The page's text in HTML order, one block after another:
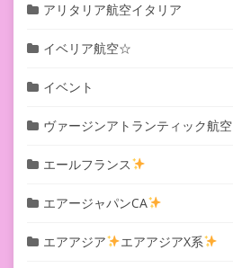
アリタリア航空イタリア
イベリア航空☆
イベント
ヴァージンアトランティック航空
エールフランス
エアージャパンCA
エアアジア エアアジアX系